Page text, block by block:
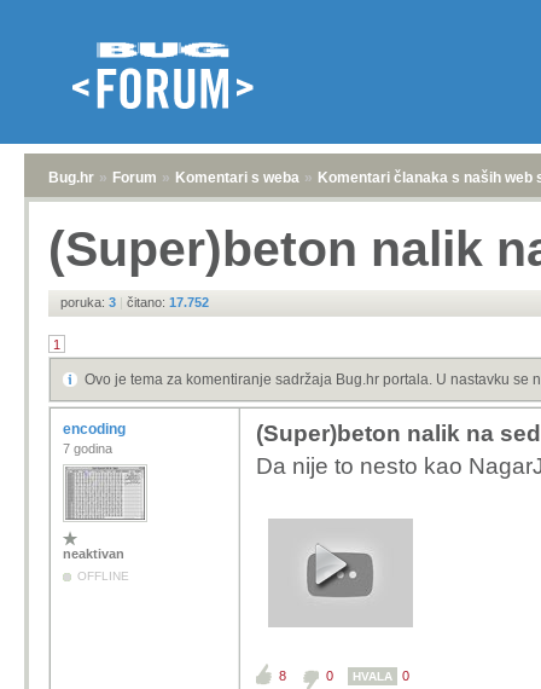
Bug.hr » Forum » Komentari s weba » Komentari članaka s naših web
(Super)beton nalik
poruka: 3 | čitano: 17.752
1
Ovo je tema za komentiranje sadržaja Bug.hr portala. U nastavku se
encoding
7 godina
neaktivan
OFFLINE
(Super)beton nalik na
Da nije to nesto kao
8 0 HVALA 0